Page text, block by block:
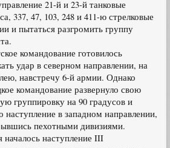
21-й и 23-й танковые
337, 47, 103, 248 и 411-ю стрелковые
и пытаться разгромить группу
командование готовилось
удар в северном направлении, на
навстречу 6-й армии. Однако
командование развернуло свою
группировку на 90 градусов и
наступление в западном направлении,
пехотными дивизиями.
началось наступление III